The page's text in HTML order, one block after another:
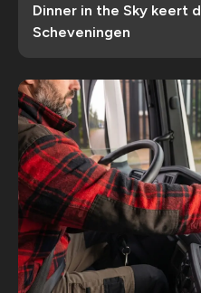
Dinner in the Sky keert
Scheveningen